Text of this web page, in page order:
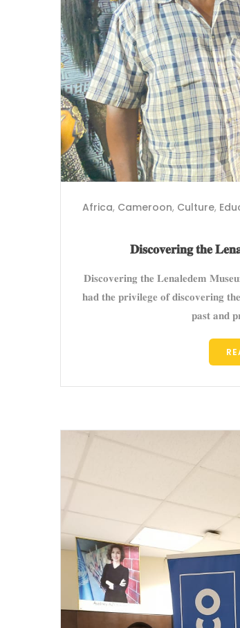
Africa, Cameroon, Culture,
𝐃𝐢𝐬𝐜𝐨𝐯𝐞𝐫𝐢𝐧𝐠 𝐭𝐡𝐞
𝐃𝐢𝐬𝐜𝐨𝐯𝐞𝐫𝐢𝐧𝐠 𝐭𝐡𝐞 𝐋𝐞𝐧𝐚𝐥𝐞𝐝𝐞𝐦
𝐡𝐚𝐝 𝐭𝐡𝐞 𝐩𝐫𝐢𝐯𝐢𝐥𝐞𝐠𝐞 𝐨𝐟
𝐩𝐚𝐬𝐭 𝐚𝐧𝐝